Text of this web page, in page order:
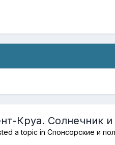
Круа. Солнечник
a topic in Спонсорские и